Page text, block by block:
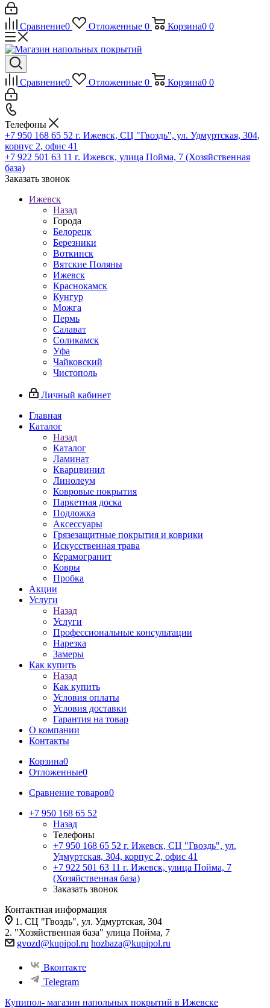
Сравнение0 Отложенные 0 Корзина0 0
Сравнение0 Отложенные 0 Корзина0 0
Телефоны
+7 950 168 65 52 г. Ижевск, СЦ "Гвоздь", ул. Удмуртская, 304,
корпус 2, офис 41
+7 922 501 63 11 г. Ижевск, улица Пойма, 7 (Хозяйственная
база)
Заказать звонок
Ижевск
Назад
Города
Белорецк
Березники
Воткинск
Вятские Поляны
Ижевск
Краснокамск
Кунгур
Можга
Пермь
Салават
Соликамск
Уфа
Чайковский
Чистополь
Личный кабинет
Главная
Каталог
Назад
Каталог
Ламинат
Кварцвинил
Линолеум
Ковровые покрытия
Паркетная доска
Подложка
Аксессуары
Грязезащитные покрытия и коврики
Искусственная трава
Керамогранит
Ковры
Пробка
Акции
Услуги
Назад
Услуги
Профессиональные консультации
Нарезка
Замеры
Как купить
Назад
Как купить
Условия оплаты
Условия доставки
Гарантия на товар
О компании
Контакты
Корзина0
Отложенные0
Сравнение товаров0
+7 950 168 65 52
Назад
Телефоны
+7 950 168 65 52 г. Ижевск, СЦ "Гвоздь", ул.
Удмуртская, 304, корпус 2, офис 41
+7 922 501 63 11 г. Ижевск, улица Пойма, 7
(Хозяйственная база)
Заказать звонок
Контактная информация
1. СЦ "Гвоздь", ул. Удмуртская, 304
2. "Хозяйственная база" улица Пойма, 7
gvozd@kupipol.ru hozbaza@kupipol.ru
Вконтакте
Telegram
Купипол- магазин напольных покрытий в Ижевске